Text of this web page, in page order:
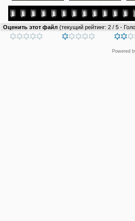
Оценить этот файл (текущий рейтинг: 2 / 5 -
Powered